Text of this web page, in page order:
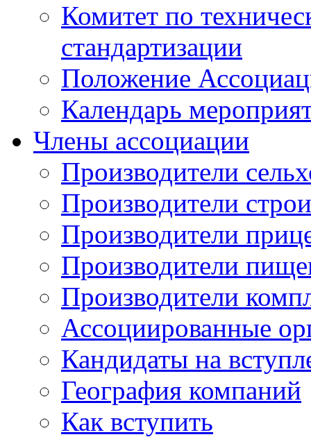
Комитет по
стандартизации
Положение
Календарь
Члены ассоциации
Производители
Производители
Производители
Производители
Производители
Ассоциированные
Кандидаты на
География компаний
Как вступить